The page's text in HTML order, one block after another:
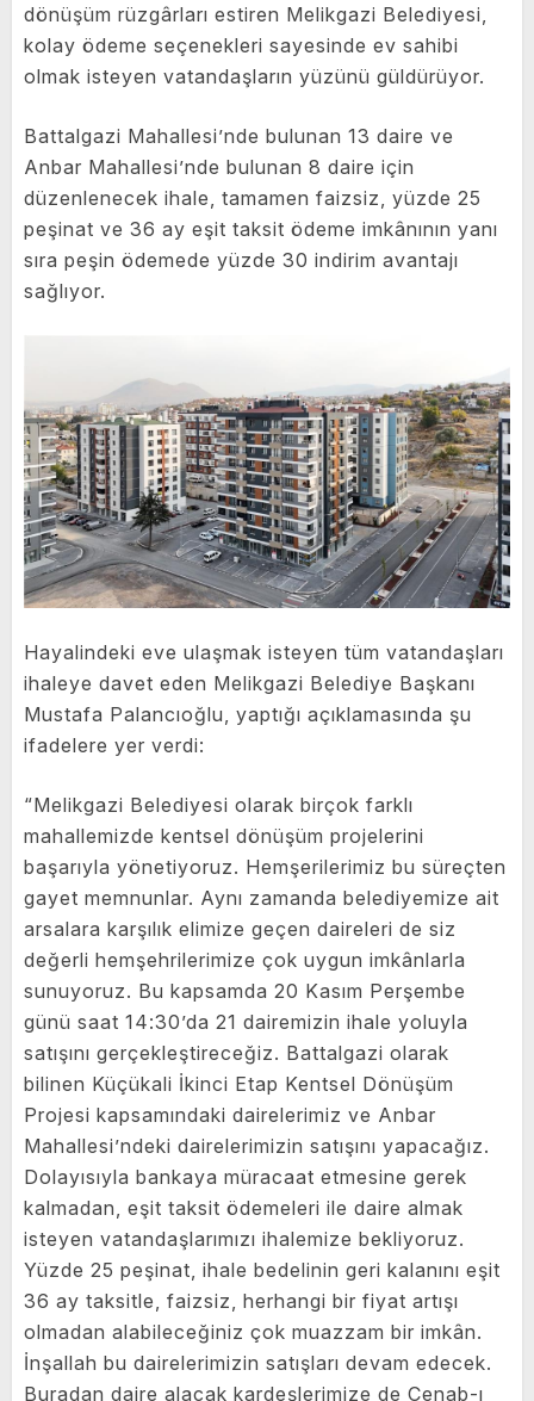
dönüşüm rüzgârları estiren Melikgazi Belediyesi,
kolay ödeme seçenekleri sayesinde ev sahibi
olmak isteyen vatandaşların yüzünü güldürüyor.
Battalgazi Mahallesi’nde bulunan 13 daire ve
Anbar Mahallesi’nde bulunan 8 daire için
düzenlenecek ihale, tamamen faizsiz, yüzde 25
peşinat ve 36 ay eşit taksit ödeme imkânının yanı
sıra peşin ödemede yüzde 30 indirim avantajı
sağlıyor.
Hayalindeki eve ulaşmak isteyen tüm vatandaşları
ihaleye davet eden Melikgazi Belediye Başkanı
Mustafa Palancıoğlu, yaptığı açıklamasında şu
ifadelere yer verdi:
“Melikgazi Belediyesi olarak birçok farklı
mahallemizde kentsel dönüşüm projelerini
başarıyla yönetiyoruz. Hemşerilerimiz bu süreçten
gayet memnunlar. Aynı zamanda belediyemize ait
arsalara karşılık elimize geçen daireleri de siz
değerli hemşehrilerimize çok uygun imkânlarla
sunuyoruz. Bu kapsamda 20 Kasım Perşembe
günü saat 14:30’da 21 dairemizin ihale yoluyla
satışını gerçekleştireceğiz. Battalgazi olarak
bilinen Küçükali İkinci Etap Kentsel Dönüşüm
Projesi kapsamındaki dairelerimiz ve Anbar
Mahallesi’ndeki dairelerimizin satışını yapacağız.
Dolayısıyla bankaya müracaat etmesine gerek
kalmadan, eşit taksit ödemeleri ile daire almak
isteyen vatandaşlarımızı ihalemize bekliyoruz.
Yüzde 25 peşinat, ihale bedelinin geri kalanını eşit
36 ay taksitle, faizsiz, herhangi bir fiyat artışı
olmadan alabileceğiniz çok muazzam bir imkân.
İnşallah bu dairelerimizin satışları devam edecek.
Buradan daire alacak kardeşlerimize de Cenab-ı